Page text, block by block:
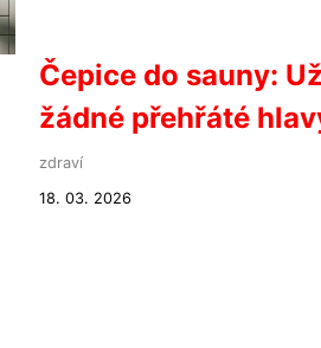
Čepice do sauny:
žádné přehřáté
zdraví
18. 03. 2026